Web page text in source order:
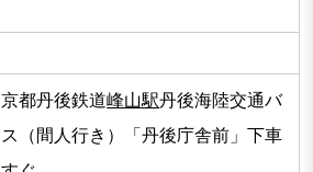
京都丹後鉄道峰山駅丹後海陸交通バ
ス（間人行き）「丹後庁舎前」下車